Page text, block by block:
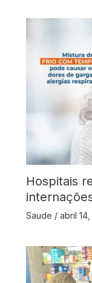
Hospitais
Saude / abril